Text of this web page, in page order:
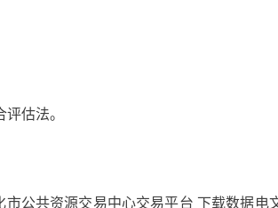
估法。
市公共资源交易中心交易平台 下载数据电